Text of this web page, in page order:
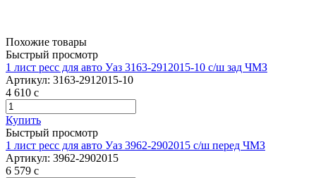
Похожие товары
Быстрый просмотр
1 лист ресс для авто Уаз 3163-2912015-10 с/ш зад ЧМЗ
Артикул: 3163-2912015-10
4 610 c
Купить
Быстрый просмотр
1 лист ресс для авто Уаз 3962-2902015 с/ш перед ЧМЗ
Артикул: 3962-2902015
6 579 c